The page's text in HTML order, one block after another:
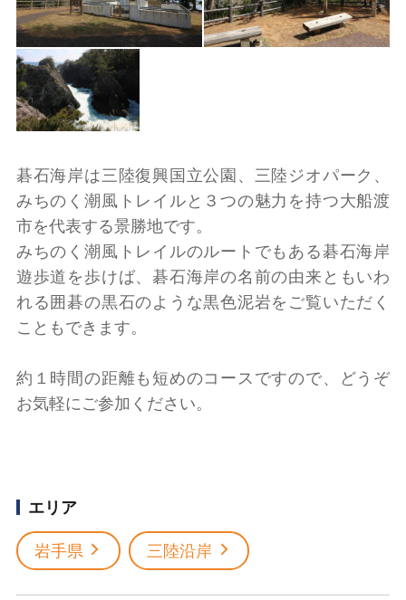
碁石海岸は三陸復興国立公園、三陸ジオパーク、
みちのく潮風トレイルと３つの魅力を持つ大船渡
市を代表する景勝地です。
みちのく潮風トレイルのルートでもある碁石海岸
遊歩道を歩けば、碁石海岸の名前の由来ともいわ
れる囲碁の黒石のような黒色泥岩をご覧いただく
こともできます。
約１時間の距離も短めのコースですので、どうぞ
お気軽にご参加ください。
エリア
岩手県 三陸沿岸